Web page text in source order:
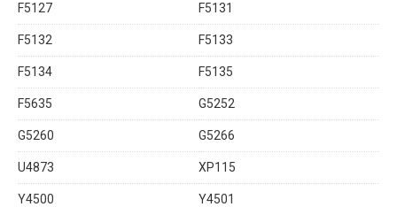
F5127 F5131
F5132 F5133
F5134 F5135
F5635 G5252
G5260 G5266
U4873 XP115
Y4500 Y4501